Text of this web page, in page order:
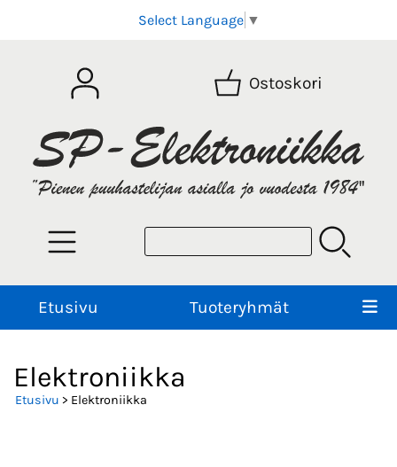
Select Language ▼
Ostoskori
Etusivu Tuoteryhmät
Elektroniikka
Etusivu > Elektroniikka